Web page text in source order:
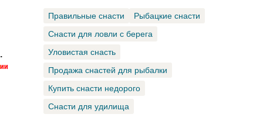
Правильные снасти
Рыбацкие снасти
Снасти для ловли с берега
Уловистая снасть
Продажа снастей для рыбалки
Купить снасти недорого
Снасти для удилища